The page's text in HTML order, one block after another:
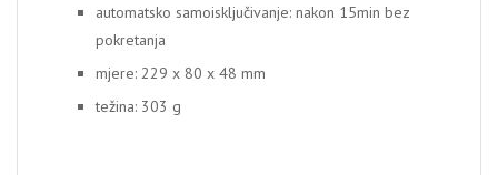
automatsko samoisključivanje: nakon 15min bez
pokretanja
mjere: 229 x 80 x 48 mm
težina: 303 g